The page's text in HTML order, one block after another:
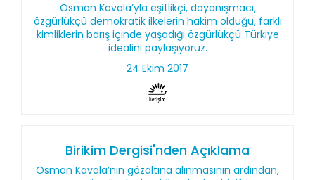
Osman Kavala’yla eşitlikçi, dayanışmacı,
özgürlükçü demokratik ilkelerin hakim olduğu, farklı
kimliklerin barış içinde yaşadığı özgürlükçü Türkiye
idealini paylaşıyoruz.
24 Ekim 2017
Birikim Dergisi'nden Açıklama
Osman Kavala’nın gözaltına alınmasının ardından,